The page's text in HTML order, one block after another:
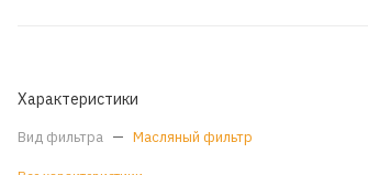
Характеристики
Вид фильтра — Масляный фильтр